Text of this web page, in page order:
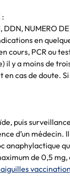
:
NUMERO DE
en
cours, PCR ou
y a moins de
en cas de doute.
puis
d’un médecin.
anaphylactique
de 0,5 mg,